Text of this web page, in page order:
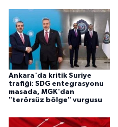
Ankara'da kritik Suriye
trafiği: SDG entegrasyonu
masada, MGK'dan
"terörsüz bölge" vurgusu